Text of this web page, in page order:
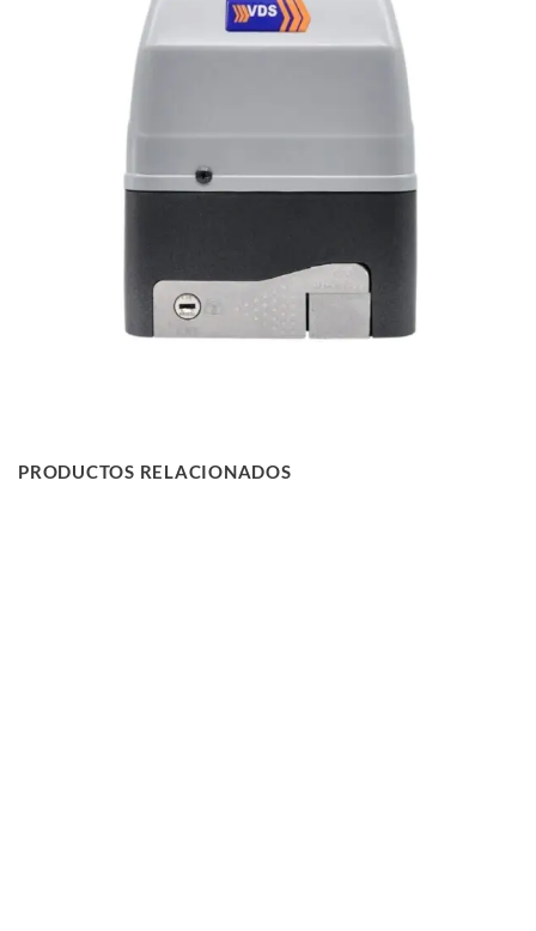
PRODUCTOS RELACIONADOS